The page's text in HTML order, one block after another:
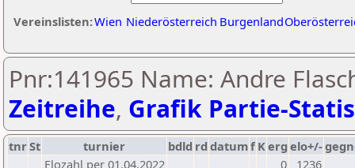
Vereinslisten:Wien Niederösterreich Burgenland
Pnr:141965 Name: Andre
Zeitreihe, Grafik Partie-
tnrSt turnier bdld rd datumf Kerg elo+/-
Elozahl per 01.04.2022
0
1236